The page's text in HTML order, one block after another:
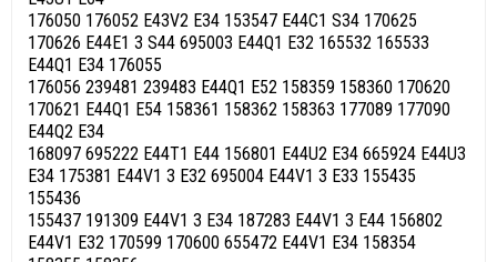
176050 176052 E43V2 E34 153547 E44C1 S34 170625
170626 E44E1 3 S44 695003 E44Q1 E32 165532 165533
E44Q1 E34 176055
176056 239481 239483 E44Q1 E52 158359 158360 170620
170621 E44Q1 E54 158361 158362 158363 177089 177090
E44Q2 E34
168097 695222 E44T1 E44 156801 E44U2 E34 665924 E44U3
E34 175381 E44V1 3 E32 695004 E44V1 3 E33 155435
155436
155437 191309 E44V1 3 E34 187283 E44V1 3 E44 156802
E44V1 E32 170599 170600 655472 E44V1 E34 158354